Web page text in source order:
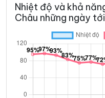
Nhiệt độ và khả
Châu những ngày tới